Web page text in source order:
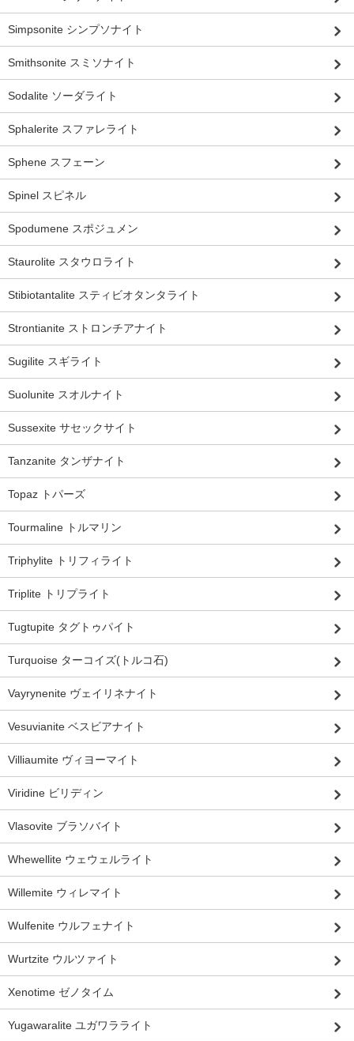
Simpsonite シンプソナイト
Smithsonite スミソナイト
Sodalite ソーダライト
Sphalerite スファレライト
Sphene スフェーン
Spinel スピネル
Spodumene スポジュメン
Staurolite スタウロライト
Stibiotantalite スティビオタンタライト
Strontianite ストロンチアナイト
Sugilite スギライト
Suolunite スオルナイト
Sussexite サセックサイト
Tanzanite タンザナイト
Topaz トパーズ
Tourmaline トルマリン
Triphylite トリフィライト
Triplite トリプライト
Tugtupite タグトゥパイト
Turquoise ターコイズ(トルコ石)
Vayrynenite ヴェイリネナイト
Vesuvianite ベスビアナイト
Villiaumite ヴィヨーマイト
Viridine ビリディン
Vlasovite ブラソバイト
Whewellite ウェウェルライト
Willemite ウィレマイト
Wulfenite ウルフェナイト
Wurtzite ウルツァイト
Xenotime ゼノタイム
Yugawaralite ユガワラライト